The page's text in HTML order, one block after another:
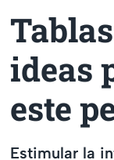
ideas
este
Estimular la